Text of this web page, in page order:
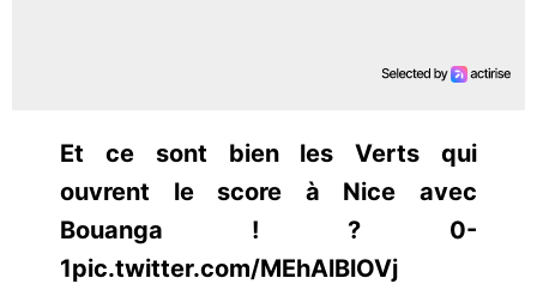
Et ce sont bien les Verts qui
ouvrent le score à Nice avec
Bouanga ! ? 0-
1pic.twitter.com/MEhAlBlOVj